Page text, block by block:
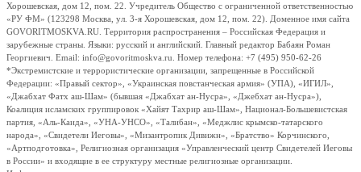
Хорошевская, дом 12, пом. 22. Учредитель Общество с ограниченной ответственностью
«РУ ФМ» (123298 Москва, ул. 3-я Хорошевская, дом 12, пом. 22). Доменное имя сайта
GOVORITMOSKVA.RU. Территория распространения – Российская Федерация и
зарубежные страны. Языки: русский и английский. Главный редактор Бабаян Роман
Георгиевич. Email: info@govoritmoskva.ru. Номер телефона: +7 (495) 950-62-26
*Экстремистские и террористические организации, запрещенные в Российской
Федерации: «Правый сектор», «Украинская повстанческая армия» (УПА), «ИГИЛ»,
«Джабхат Фатх аш-Шам» (бывшая «Джабхат ан-Нусра», «Джебхат ан-Нусра»),
Коалиция исламских группировок «Хайят Тахрир аш-Шам», Национал-Большевистская
партия, «Аль-Каида», «УНА-УНСО», «Талибан», «Меджлис крымско-татарского
народа», «Свидетели Иеговы», «Мизантропик Дивижн», «Братство» Корчинского,
«Артподготовка», Религиозная организация «Управленческий центр Свидетелей Иеговы
в России» и входящие в ее структуру местные религиозные организации.